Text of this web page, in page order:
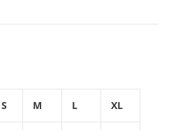
S M L XL